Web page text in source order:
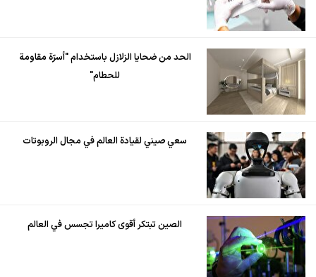
الحد من ضحايا الزلازل باستخدام "أسرّة مقاومة
للحطام"
سعي صيني لقيادة العالم في مجال الروبوتات
الصين تبتكر أقوى كاميرا تجسس في العالم